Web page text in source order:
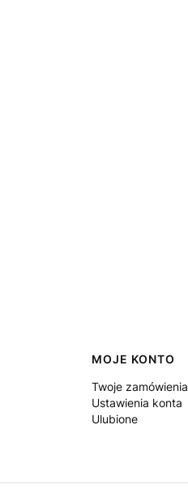
MOJE KONTO
Twoje zamówienia
Ustawienia konta
Ulubione